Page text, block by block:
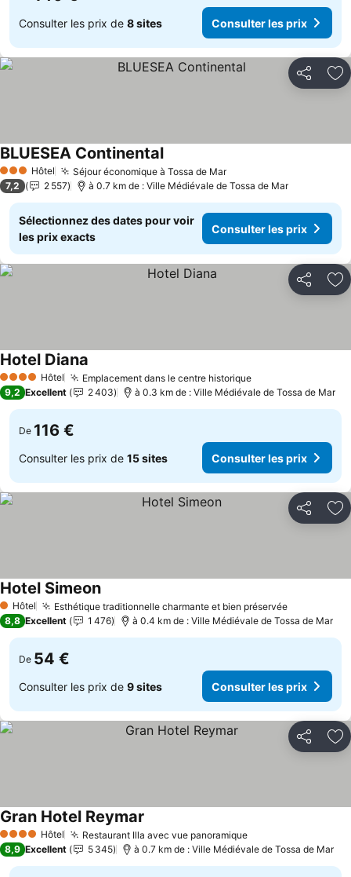
Consulter les prix de 8 sites Consulter les prix
Partager
3 ÉtoilesHôtel Séjour économique à Tossa de MarConsulter les prix
BLUESEA ContinentalConsulter les prix
7,2 2 557 à 0.7 km de : Ville Médiévale de Tossa de Mar
Sélectionnez des dates pour voir
les prix exacts
Consulter les prix
Partager
4 Étoiles Hôtel Emplacement dans le centre historiqueConsulter les
Hotel Diana
9,2 Excellent 2 403 à 0.3 km de : Ville Médiévale de Tossa de Mar
De 116 €
Consulter les prix de 15 sites Consulter les prix
Partager
1 Étoiles
Hôtel Esthétique traditionnelle charmante et bien préservéeConsulter
Hotel SimeonConsulter les prix
8,8 Excellent 1 476 à 0.4 km de : Ville Médiévale de Tossa de Mar
De 54 €
Consulter les prix de 9 sites Consulter les prix
Partager
4 Étoiles Hôtel Restaurant Illa avec vue panoramiqueConsulter les prix
Gran Hotel Reymar
8,9 Excellent 5 345 à 0.7 km de : Ville Médiévale de Tossa de Mar